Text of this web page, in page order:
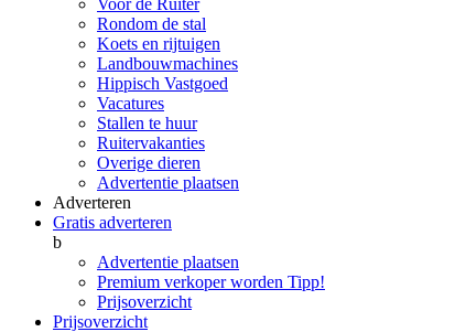
Voor de Ruiter
Rondom de stal
Koets en rijtuigen
Landbouwmachines
Hippisch Vastgoed
Vacatures
Stallen te huur
Ruitervakanties
Overige dieren
Advertentie plaatsen
Adverteren
Gratis adverteren
b
Advertentie plaatsen
Premium verkoper worden Tipp!
Prijsoverzicht
Prijsoverzicht